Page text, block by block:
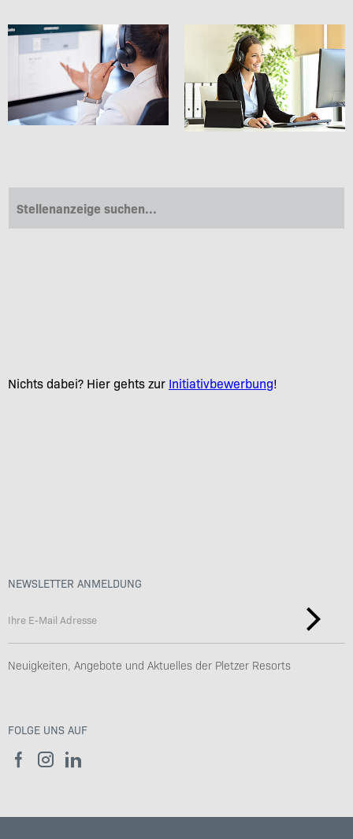
NEWSLETTER ANMELDUNG
Neuigkeiten, Angebote und Aktuelles der Pletzer Resorts
FOLGE UNS AUF